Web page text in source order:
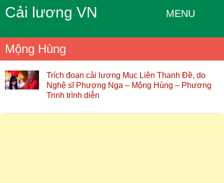
Cải lương VN MENU
Mộng Hùng
Trích đoạn cải lương Mục Liên Thanh Đề, do
Nghệ sĩ Phượng Nga – Mộng Hùng – Phương
Trinh trình diễn